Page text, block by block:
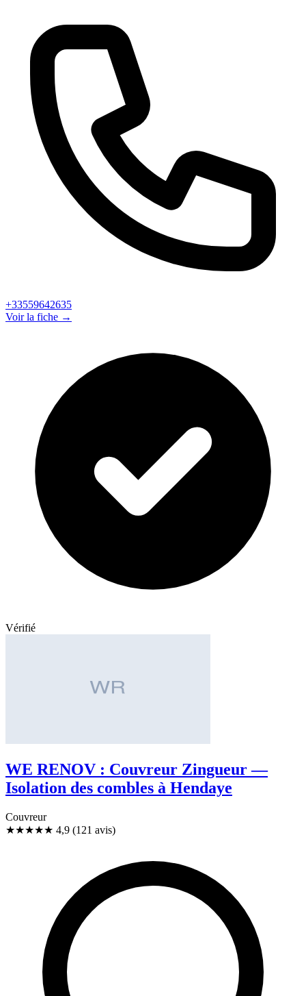
+33559642635
Voir la fiche →
Vérifié
WE RENOV : Couvreur Zingueur —
Isolation des combles à Hendaye
Couvreur
★★★★★ 4,9 (121 avis)